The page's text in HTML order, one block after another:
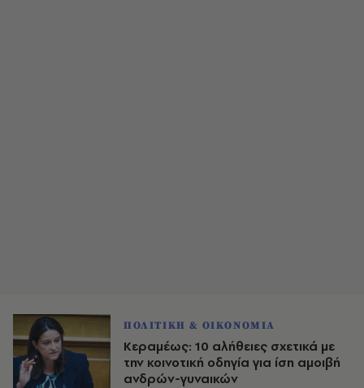
ΠΟΛΙΤΙΚΗ & ΟΙΚΟΝΟΜΙΑ
Κεραμέως: 10 αλήθειες σχετικά με
την κοινοτική οδηγία για ίση αμοιβή
ανδρών-γυναικών